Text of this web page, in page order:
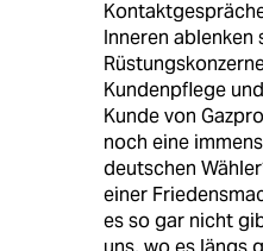
Inneren ablenken
Kundenpflege
Kunde von
noch eine
deutschen
einer
es so gar nicht